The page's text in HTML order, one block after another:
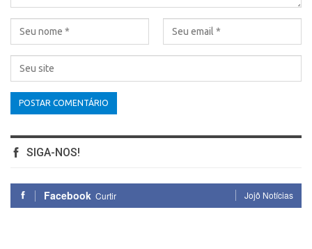
SIGA-NOS!
Facebook Curtir Jojô Notícias